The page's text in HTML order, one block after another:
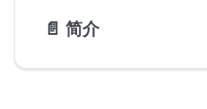
📄️ 简介